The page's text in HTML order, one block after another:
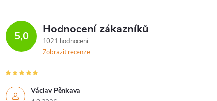
d
a
c
í
5,0 Hodnocení zákazníků
1021 hodnocení
Zobrazit recenze
Václav Pěnkava